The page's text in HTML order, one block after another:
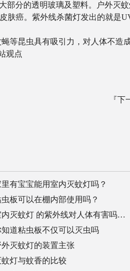
分的透明玻璃及塑料。户外灭
癌。紫外线杀菌灯发出的就是
昆虫具有吸引力，对人体不造成
观点
『下
有宝宝能用室内灭蚊灯吗？
板可以在棚内部使用吗？
内灭蚊灯 的紫外线对人体有害吗…
知道粘虫板不仅可以灭虫吗
外灭蚊灯的装置主张
蚊灯与蚊香的比较